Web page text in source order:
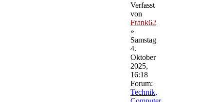
Verfasst
von
Frank62
»
Samstag
4.
Oktober
2025,
16:18
Forum:
Technik,